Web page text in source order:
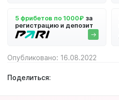
5 фрибетов по 1000₽ за
регистрацию и депозит
Опубликовано: 16.08.2022
Поделиться: